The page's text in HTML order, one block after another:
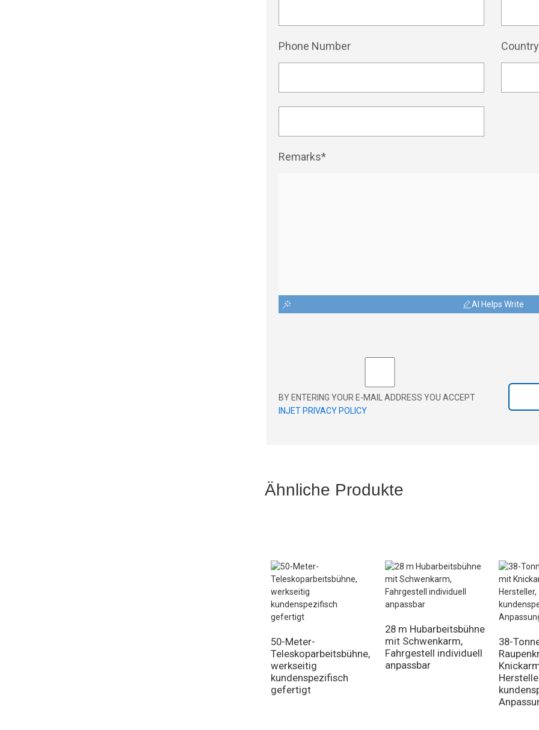
Phone Number Country
Remarks*
AI Helps Write
BY ENTERING YOUR E-MAIL ADDRESS YOU ACCEPT
INJET PRIVACY POLICY
Ähnliche Produkte
50-Meter-
Teleskoparbeitsbühne,
werkseitig
kundenspezifisch
gefertigt
28 m Hubarbeitsbühne
mit Schwenkarm,
Fahrgestell individuell
anpassbar
38-